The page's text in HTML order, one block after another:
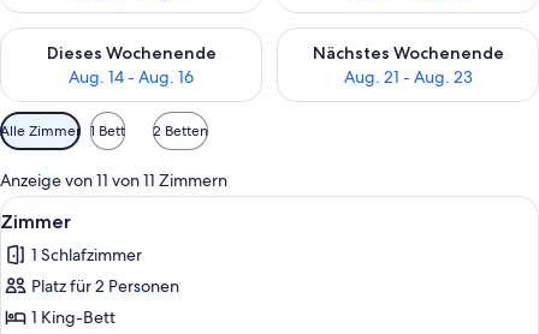
Dieses Wochenende
Aug. 14 - Aug. 16
Überprüfe die Verfügbarkeit für dieses Wochenende, Aug. 14
Nächstes Wochenende
Aug. 21 - Aug. 23
Überprüfe die Verfügbarkeit
Verfügbare
Filter
für
Zimmer
Alle Zimmer 1 Bett 2 Betten
Anzeige von 11 von 11 Zimmern
Alle
Fotos
für
Zimmer
anzeigen
Ein geräumiges Wohnzimmer mit
6
Zimmer
1 Schlafzimmer
Platz für 2 Personen
1 King-Bett